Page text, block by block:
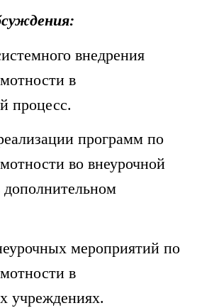
внедрения
в
процесс.
программ по
во внеурочной
дополнительном
мероприятий по
в
учреждениях.